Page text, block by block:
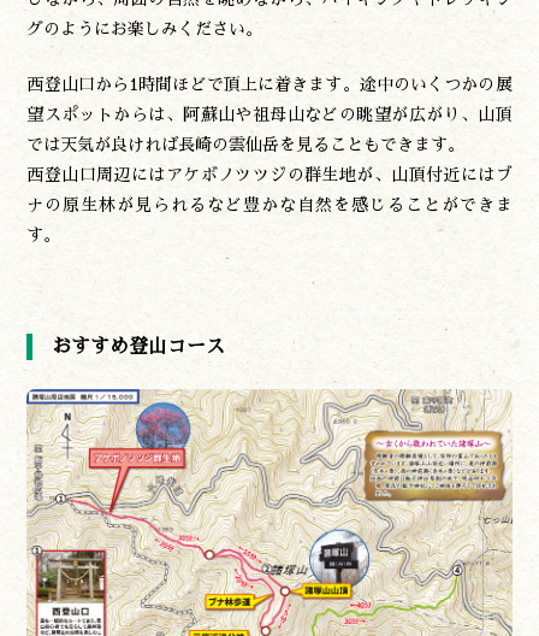
グのようにお楽しみください。
西登山口から1時間ほどで頂上に着きます。途中のいくつかの展
望スポットからは、阿蘇山や祖母山などの眺望が広がり、山頂
では天気が良ければ長崎の雲仙岳を見ることもできます。
西登山口周辺にはアケボノツツジの群生地が、山頂付近にはブ
ナの原生林が見られるなど豊かな自然を感じることができま
す。
おすすめ登山コース